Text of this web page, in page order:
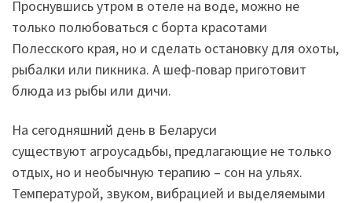
Проснувшись утром в отеле на воде, можно не
только полюбоваться с борта красотами
Полесского края, но и сделать остановку для охоты,
рыбалки или пикника. А шеф-повар приготовит
блюда из рыбы или дичи.
На сегодняшний день в Беларуси
существуют агроусадьбы, предлагающие не только
отдых, но и необычную терапию – сон на ульях.
Температурой, звуком, вибрацией и выделяемыми